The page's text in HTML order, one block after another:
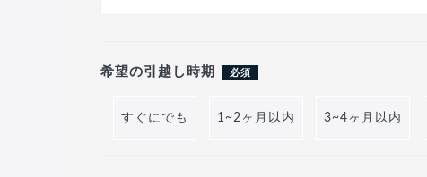
希望の引越し時期 必須
すぐにでも 1~2ヶ月以内 3~4ヶ月以内